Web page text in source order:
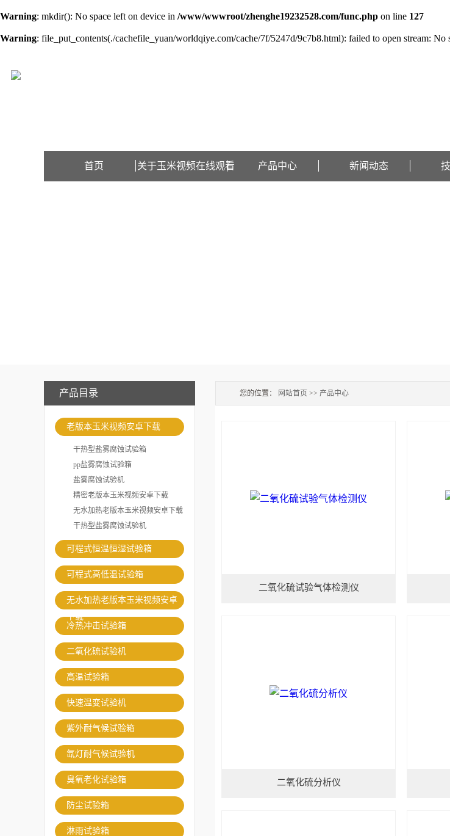
Warning: mkdir(): No space left on device in /www/wwwroot/zhenghe19232528.com/func.php on line 127
Warning: file_put_contents(./cachefile_yuan/worldqiye.com/cache/7f/5247d/9c7b8.html): failed to open stream:
首页 关于玉米视频在线观看 产品中心 新闻动态
产品目录
老版本玉米视频安卓下载
干热型盐雾腐蚀试验箱
pp盐雾腐蚀试验箱
盐雾腐蚀试验机
精密老版本玉米视频安卓下载
无水加热老版本玉米视频安卓下载
干热型盐雾腐蚀试验机
可程式恒温恒湿试验箱
可程式高低温试验箱
无水加热老版本玉米视频安卓
下载
冷热冲击试验箱
二氧化硫试验机
高温试验箱
快速温变试验机
紫外耐气候试验箱
氙灯耐气候试验机
臭氧老化试验箱
防尘试验箱
淋雨试验箱
您的位置： 网站首页 >> 产品中心
二氧化硫试验气体检测仪
二氧化硫分析仪